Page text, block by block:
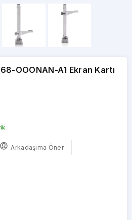
OOONAN-A1 Ekran Kartı
Arkadaşıma Öner